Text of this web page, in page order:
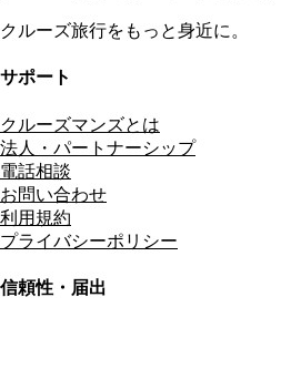
クルーズ旅行をもっと身近に。
サポート
クルーズマンズとは
法人・パートナーシップ
電話相談
お問い合わせ
利用規約
プライバシーポリシー
信頼性・届出